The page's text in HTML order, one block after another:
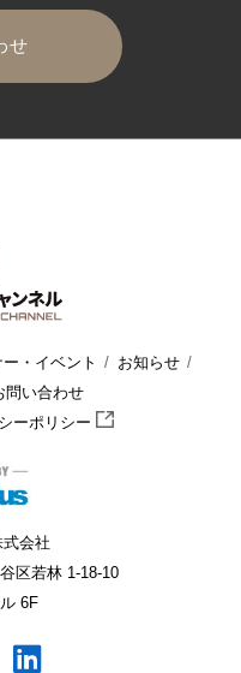
せ
・イベント
お知らせ
問い合わせ
ーポリシー
式会社
区若林 1-18-10
6F